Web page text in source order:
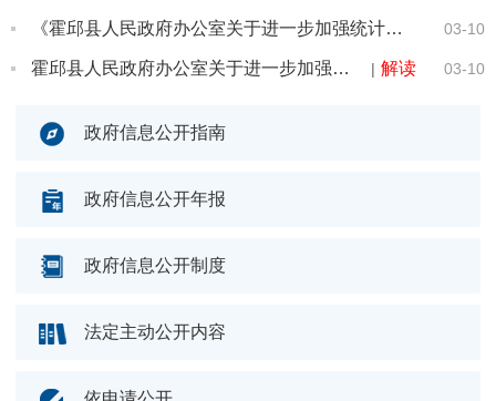
03-10
《霍邱县人民政府办公室关于进一步加强统计工作的意见》制定情况
03-10
| 解读
霍邱县人民政府办公室关于进一步加强统计工作的意见
政府信息公开指南
政府信息公开年报
政府信息公开制度
法定主动公开内容